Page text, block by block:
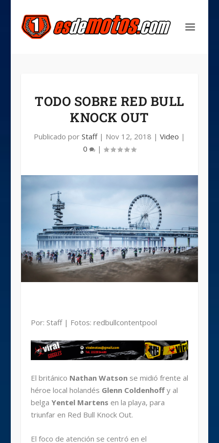
TODO SOBRE RED BULL
KNOCK OUT
Publicado por Staff| Nov 12, 2018 | Video |
0
|
Por: Staff | Fotos: redbullcontentpool
El británico Nathan Watsonse midió frente al
héroe local holandés Glenn Coldenhoffy al
belga Yentel Martens en la playa, para
triunfar en Red Bull Knock Out.
El foco de atención se centró en el